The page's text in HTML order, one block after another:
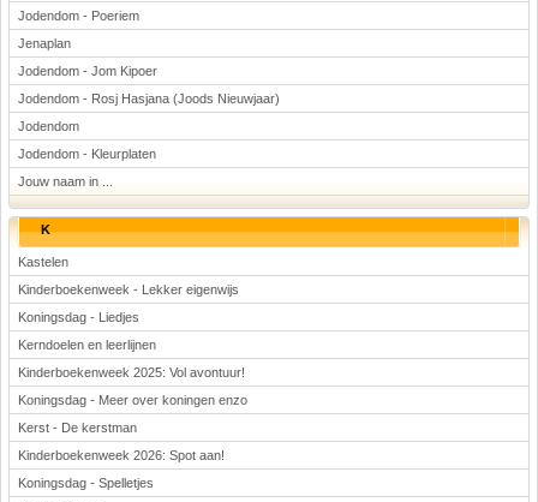
Jodendom - Poeriem
Jenaplan
Jodendom - Jom Kipoer
Jodendom - Rosj Hasjana (Joods Nieuwjaar)
Jodendom
Jodendom - Kleurplaten
Jouw naam in ...
K
Kastelen
Kinderboekenweek - Lekker eigenwijs
Koningsdag - Liedjes
Kerndoelen en leerlijnen
Kinderboekenweek 2025: Vol avontuur!
Koningsdag - Meer over koningen enzo
Kerst - De kerstman
Kinderboekenweek 2026: Spot aan!
Koningsdag - Spelletjes